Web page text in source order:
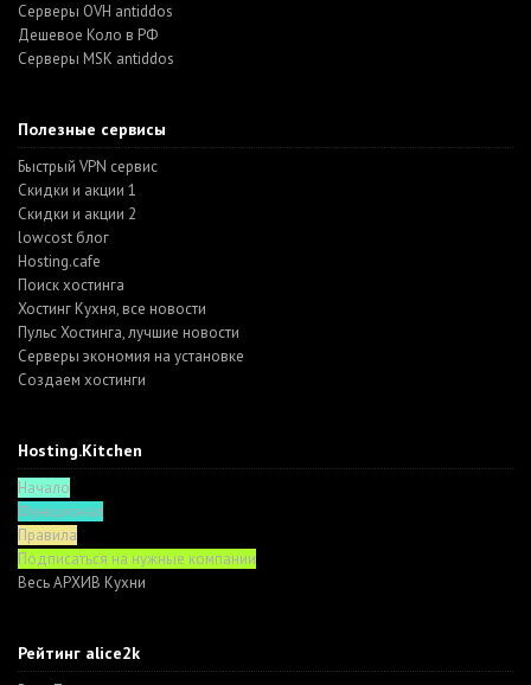
Серверы OVH antiddos
Дешевое Коло в РФ
Серверы MSK antiddos
Полезные сервисы
Быстрый VPN сервис
Скидки и акции 1
Скидки и акции 2
lowcost блог
Hosting.cafe
Поиск хостинга
Хостинг Кухня, все новости
Пульс Хостинга, лучшие новости
Серверы экономия на установке
Создаем хостинги
Hosting.Kitchen
Начало
Функционал
Правила
Подписаться на нужные компании
Весь АРХИВ Кухни
Рейтинг alice2k